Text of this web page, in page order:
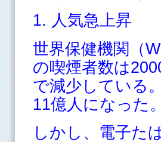
1. 人気急上昇
世界保健機関（
の喫煙者数は
で減少している
11億人になった。
しかし、電子た